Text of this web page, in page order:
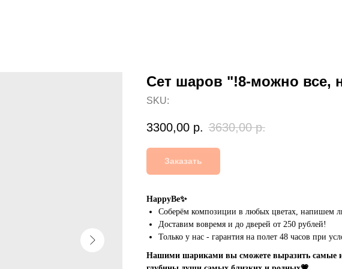
Сет шаров "!8-можно все,
SKU:
3300,00 р. 3630,00 р.
Заказать
HappyBe✨
Соберём композиции в любых цветах, напишем
Доставим вовремя и до дверей от 250 рублей!
Только у нас - гарантия на полет 48 часов при
Нашими шариками вы сможете выразить самые